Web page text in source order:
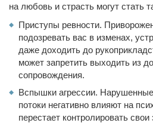
на любовь и страсть могут стать
Приступы ревности.
подозревать вас в изменах,
даже доходить до
может запретить выходить из
сопровождения.
Вспышки агрессии. Нарушенные
потоки негативно влияют на
перестает контролировать